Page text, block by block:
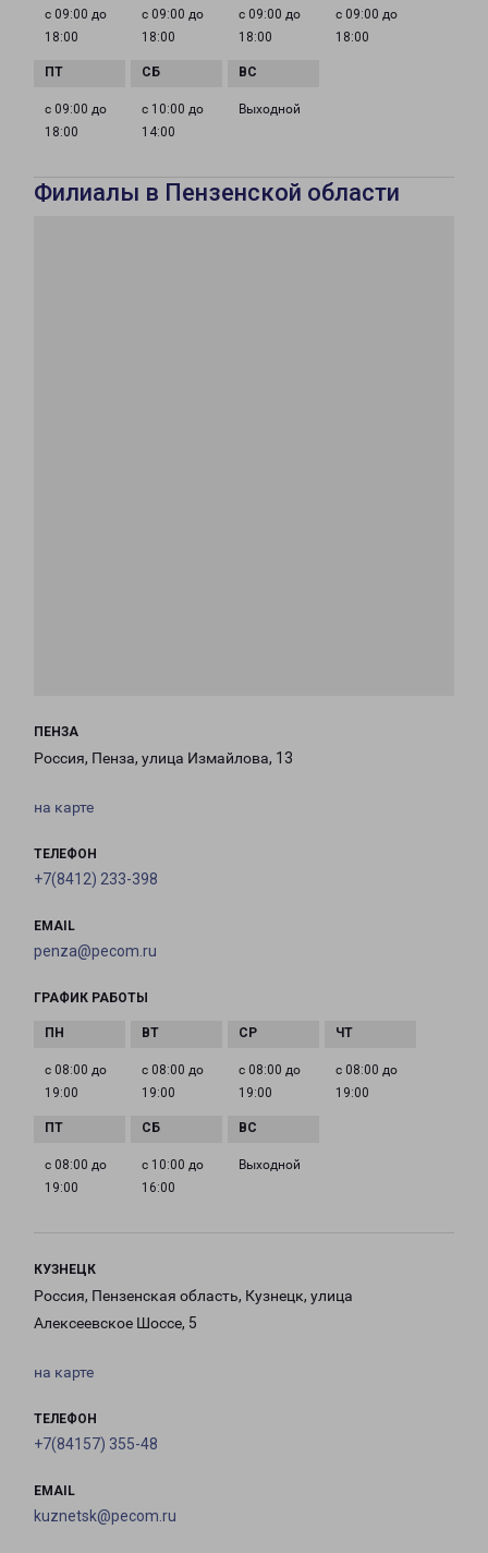
с 09:00 до
18:00
с 09:00 до
18:00
с 09:00 до
18:00
с 09:00 до
18:00
с 09:00 до
18:00
с 10:00 до
14:00
Выходной
Филиалы в Пензенской области
ПЕНЗА
Россия, Пенза, улица Измайлова, 13
на карте
ТЕЛЕФОН
+7(8412) 233-398
EMAIL
penza@pecom.ru
ГРАФИК РАБОТЫ
с 08:00 до
19:00
с 08:00 до
19:00
с 08:00 до
19:00
с 08:00 до
19:00
с 08:00 до
19:00
с 10:00 до
16:00
Выходной
КУЗНЕЦК
Россия, Пензенская область, Кузнецк, улица
Алексеевское Шоссе, 5
на карте
ТЕЛЕФОН
+7(84157) 355-48
EMAIL
kuznetsk@pecom.ru